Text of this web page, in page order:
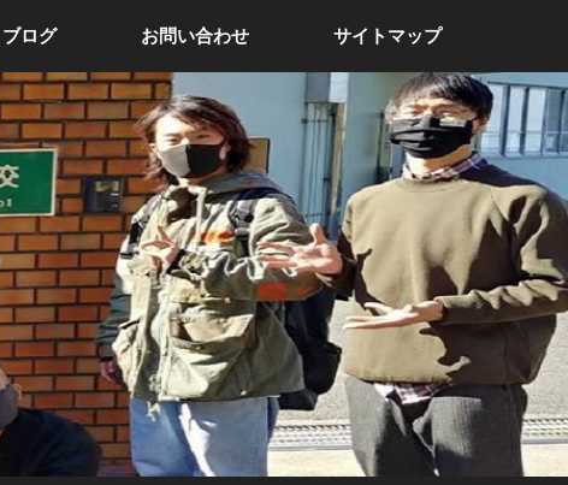
ブログ お問い合わせ サイトマップ